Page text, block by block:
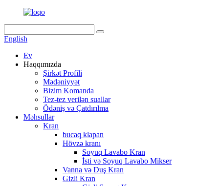
English
Ev
Haqqımızda
Şirkət Profili
Mədəniyyət
Bizim Komanda
Tez-tez verilən suallar
Ödəniş və Çatdırılma
Məhsullar
Kran
bucaq klapan
Hövzə kranı
Soyuq Lavabo Kran
İsti və Soyuq Lavabo Mikser
Vanna və Duş Kran
Gizli Kran